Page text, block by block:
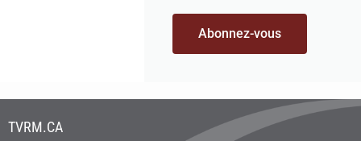
Abonnez-vous
TVRM.CA